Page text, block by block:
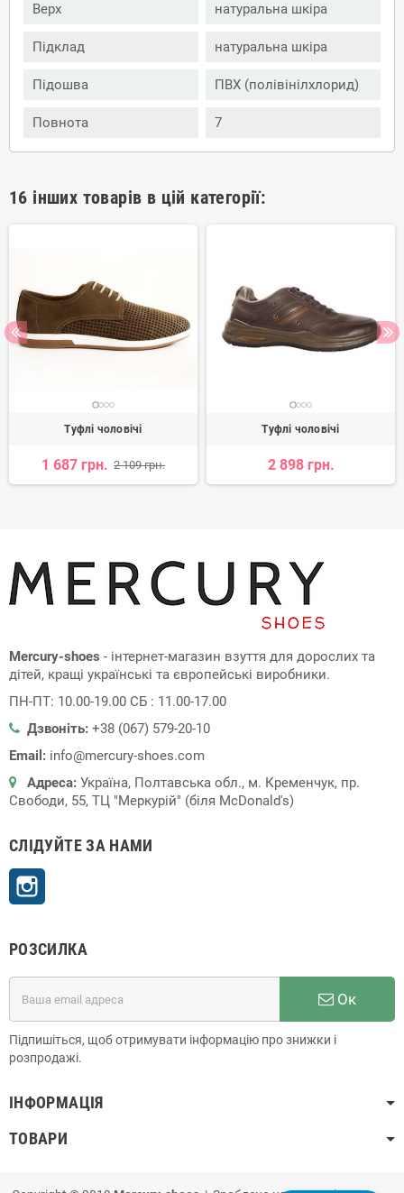
Верх натуральна шкіра
Підклад натуральна шкіра
Підошва ПВХ (полівінілхлорид)
Повнота 7
16 інших товарів в цій категорії:
Туфлі чоловічі
1 687 грн. 2 109 грн.
Туфлі чоловічі
2 898 грн.
Mercury-shoes - інтернет-магазин взуття для дорослих та
дітей, кращі українські та європейські виробники.
ПН-ПТ: 10.00-19.00 СБ : 11.00-17.00
Дзвоніть: +38 (067) 579-20-10
Email: info@mercury-shoes.com
Адреса: Україна, Полтавська обл., м. Кременчук, пр.
Свободи, 55, ТЦ "Меркурій" (біля McDonald's)
СЛІДУЙТЕ ЗА НАМИ
РОЗСИЛКА
Ок
Підпишіться, щоб отримувати інформацію про знижки і
розпродажі.
ІНФОРМАЦІЯ
ТОВАРИ